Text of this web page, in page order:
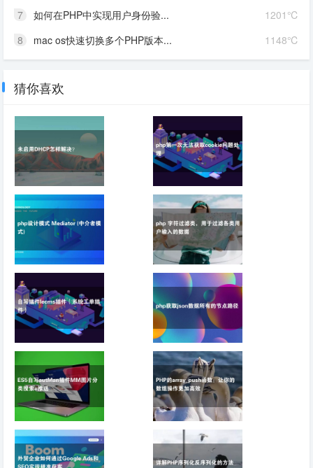
1201℃
7
如何在PHP中实现用户身份验...
1148℃
8 mac os快速切换多个PHP版本...
猜你喜欢
未启用DHCP怎样解
决？
php第一次无法获取
cookie问题处理
php设计模式
Mediator (中介者模
式)
php 字符过滤类，用
于过滤各类用户输入
的数据
自写插件lecms插件
（系统工单插件）
php获取json数据所
有的节点路径
ES5自写autMan插
件MM图片分类搜索
+推送
PHP的array_push
函数：让你的数组操
作更加高效